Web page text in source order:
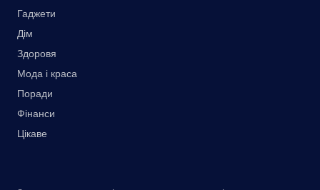
Гаджети
Дім
Здоровя
Мода і краса
Поради
Фінанси
Цікаве